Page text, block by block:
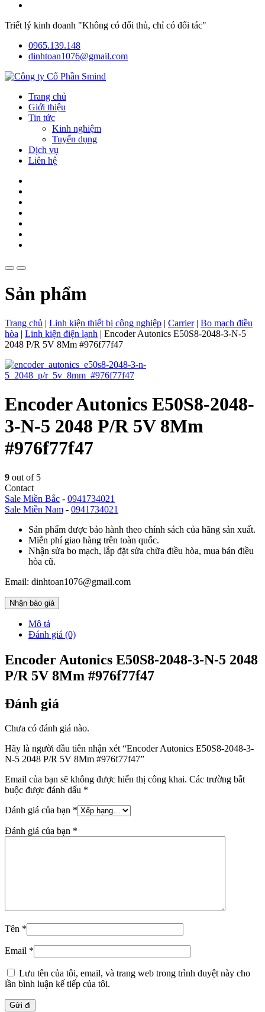
Triết lý kinh doanh "Không có đối thủ, chỉ có đối tác"
0965.139.148
dinhtoan1076@gmail.com
Trang chủ
Giới thiệu
Tin tức
Kinh nghiệm
Tuyển dụng
Dịch vụ
Liên hệ
Sản phẩm
Trang chủ | Linh kiện thiết bị công nghiệp | Carrier| Bo mạch điều
hòa | Linh kiện điện lạnh | Encoder Autonics E50S8-2048-3-N-5
2048 P/R 5V 8Mm #976f77f47
Encoder Autonics E50S8-2048-
3-N-5 2048 P/R 5V 8Mm
#976f77f47
9 out of 5
Contact
Sale Miền Bắc - 0941734021
Sale Miền Nam - 0941734021
Sản phẩm được bảo hành theo chính sách của hãng sản xuất.
Miễn phí giao hàng trên toàn quốc.
Nhận sửa bo mạch, lắp đặt sửa chữa điều hòa, mua bán điều
hòa cũ.
Email: dinhtoan1076@gmail.com
Nhận báo giá
Mô tả
Đánh giá (0)
Encoder Autonics E50S8-2048-3-N-5 2048
P/R 5V 8Mm #976f77f47
Đánh giá
Chưa có đánh giá nào.
Hãy là người đầu tiên nhận xét “Encoder Autonics E50S8-2048-3-
N-5 2048 P/R 5V 8Mm #976f77f47”
Email của bạn sẽ không được hiển thị công khai. Các trường bắt
buộc được đánh dấu *
Đánh giá của bạn *
Đánh giá của bạn *
Tên *
Email *
Lưu tên của tôi, email, và trang web trong trình duyệt này cho
lần bình luận kế tiếp của tôi.